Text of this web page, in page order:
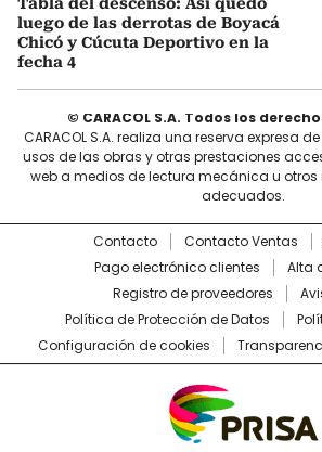
luego de las derrotas de Boyacá
Chicó y Cúcuta Deportivo en la
fecha 4
© CARACOL S.A. Todos los
CARACOL S.A. realiza una reserva expresa
usos de las obras y otras prestaciones
web a medios de lectura mecánica u otros
adecuados.
Contacto Contacto Ventas
Pago electrónico clientes
Alta
Registro de proveedores
Política de Protección de Datos
Configuración de cookies